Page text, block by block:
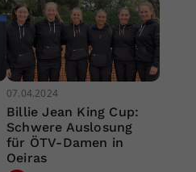
07.04.2024
Billie Jean King Cup:
Schwere Auslosung
für ÖTV-Damen in
Oeiras